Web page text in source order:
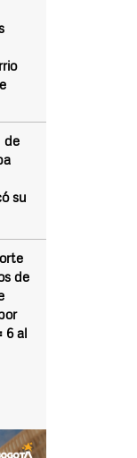
de
su
de
6 al